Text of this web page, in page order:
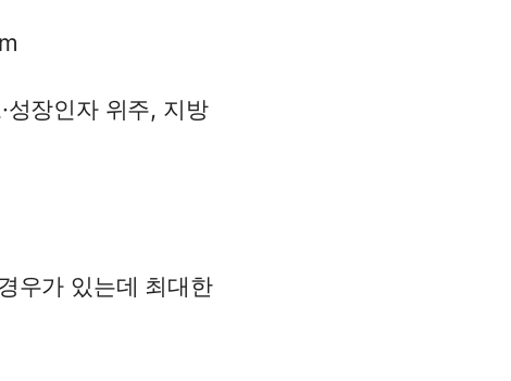
장인자 위주, 지방
우가 있는데 최대한